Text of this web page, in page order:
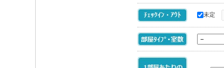
未定